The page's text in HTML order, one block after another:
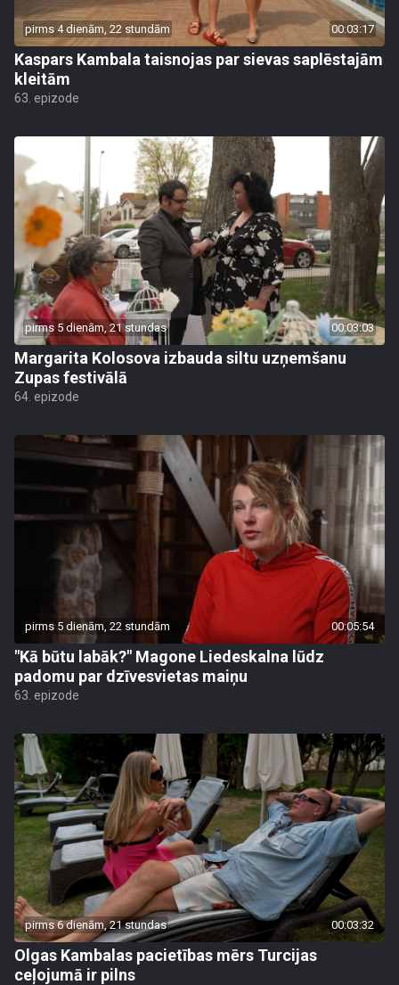
pirms 4 dienām, 22 stundām 00:03:17
Kaspars Kambala taisnojas par sievas saplēstajām
kleitām
63. epizode
pirms 5 dienām, 21 stundas 00:03:03
Margarita Kolosova izbauda siltu uzņemšanu
Zupas festivālā
64. epizode
pirms 5 dienām, 22 stundām 00:05:54
"Kā būtu labāk?" Magone Liedeskalna lūdz
padomu par dzīvesvietas maiņu
63. epizode
pirms 6 dienām, 21 stundas 00:03:32
Olgas Kambalas pacietības mērs Turcijas
ceļojumā ir pilns